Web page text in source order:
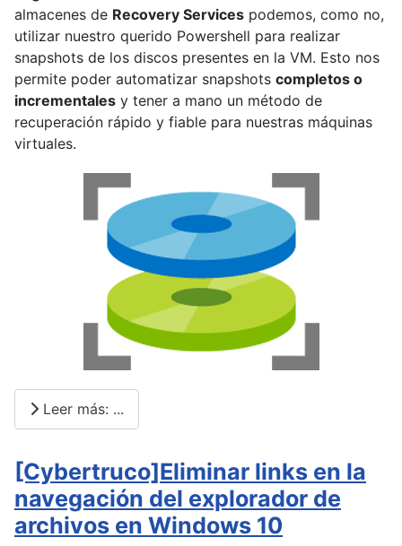
almacenes de Recovery Services podemos, como no,
utilizar nuestro querido Powershell para realizar
snapshots de los discos presentes en la VM. Esto nos
permite poder automatizar snapshots completos o
incrementales y tener a mano un método de
recuperación rápido y fiable para nuestras máquinas
virtuales.
Leer más: ...
[Cybertruco]Eliminar links en la
navegación del explorador de
archivos en Windows 10